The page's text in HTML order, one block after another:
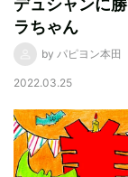
デュシャンに
ラちゃん
by パピヨン本田
2022.03.25